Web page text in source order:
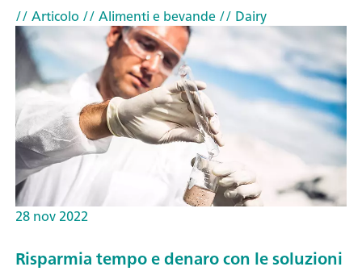
// Articolo // Alimenti e bevande// Dairy
28 nov 2022
Risparmia tempo e denaro con le soluzioni